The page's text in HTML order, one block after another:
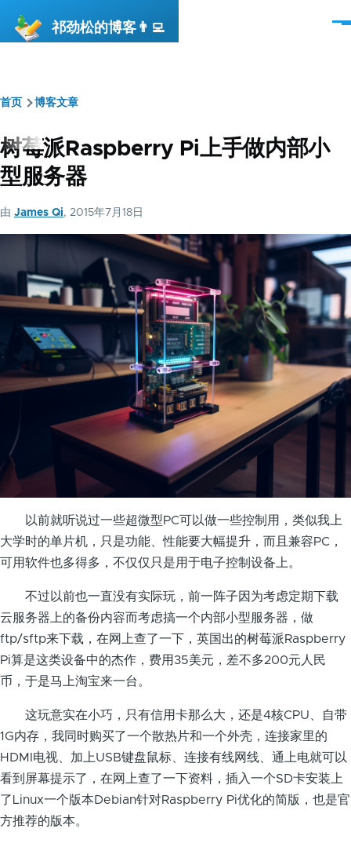
祁劲松的博客👨‍💻
菜
面
包
屑
首页 博客文章
树莓派Raspberry Pi上手做内部小
型服务器
由 James Qi, 2015年7月18日
以前就听说过一些超微型PC可以做一些控制用，类似我上
大学时的单片机，只是功能、性能要大幅提升，而且兼容PC，
可用软件也多得多，不仅仅只是用于电子控制设备上。
不过以前也一直没有实际玩，前一阵子因为考虑定期下载
云服务器上的备份内容而考虑搞一个内部小型服务器，做
ftp/sftp来下载，在网上查了一下，英国出的树莓派Raspberry
Pi算是这类设备中的杰作，费用35美元，差不多200元人民
币，于是马上淘宝来一台。
这玩意实在小巧，只有信用卡那么大，还是4核CPU、自带
1G内存，我同时购买了一个散热片和一个外壳，连接家里的
HDMI电视、加上USB键盘鼠标、连接有线网线、通上电就可以
看到屏幕提示了，在网上查了一下资料，插入一个SD卡安装上
了Linux一个版本Debian针对Raspberry Pi优化的简版，也是官
方推荐的版本。